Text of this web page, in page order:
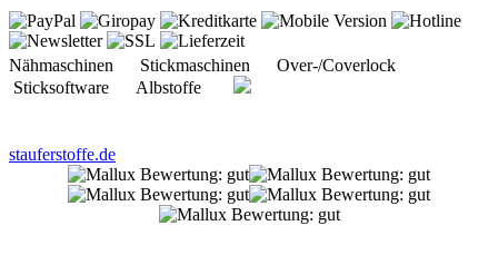
Nähmaschinen Stickmaschinen Over-/Coverlock
Sticksoftware Albstoffe
stauferstoffe.de